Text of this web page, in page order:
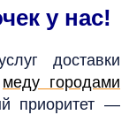
у нас!
доставки
меду городами
приоритет —